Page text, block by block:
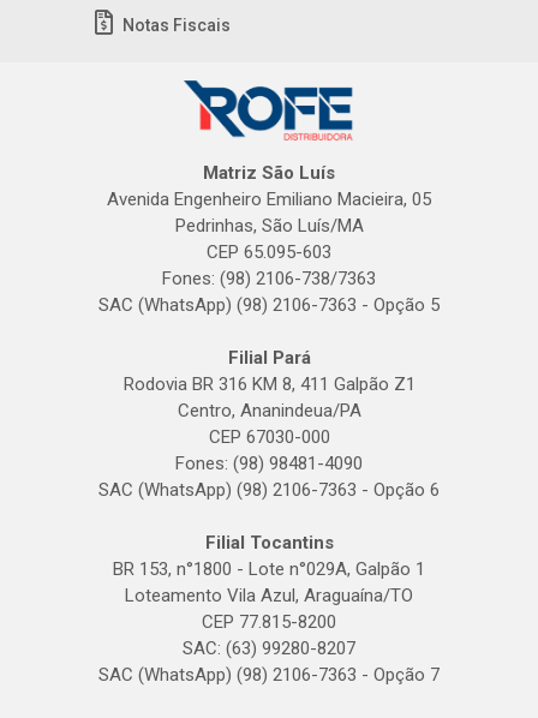
Notas Fiscais
Matriz São Luís
Avenida Engenheiro Emiliano Macieira, 05
Pedrinhas, São Luís/MA
CEP 65.095-603
Fones: (98) 2106-738/7363
SAC (WhatsApp) (98) 2106-7363 - Opção 5
Filial Pará
Rodovia BR 316 KM 8, 411 Galpão Z1
Centro, Ananindeua/PA
CEP 67030-000
Fones: (98) 98481-4090
SAC (WhatsApp) (98) 2106-7363 - Opção 6
Filial Tocantins
BR 153, n°1800 - Lote n°029A, Galpão 1
Loteamento Vila Azul, Araguaína/TO
CEP 77.815-8200
SAC: (63) 99280-8207
SAC (WhatsApp) (98) 2106-7363 - Opção 7